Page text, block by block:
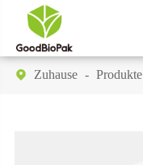
 Zuhause Produkte